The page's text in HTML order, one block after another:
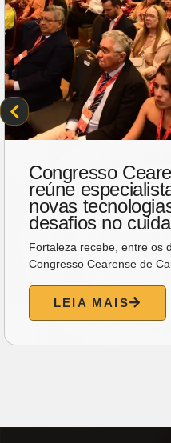
Náutico Atlético
feijoada
dos Pais
O Náutico preparou uma
celebrar o Dia dos Pais.
LEIA MAIS